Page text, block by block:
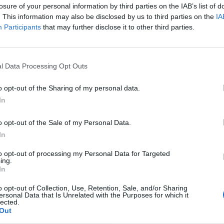
of your personal information by third parties on the IAB’s list of
This information may also be disclosed by us to third parties on the
Participants that may further disclose it to other third parties.
Data Processing Opt Outs
opt-out of the Sharing of my personal data.
opt-out of the Sale of my Personal Data.
opt-out of processing my Personal Data for Targeted
opt-out of Collection, Use, Retention, Sale, and/or Sharing
Data that Is Unrelated with the Purposes for which it
non va in ferie: ogni
per te
propone un appuntamento diverso ogni sera, tra
laboratori creativi, sfide musicali e burraco